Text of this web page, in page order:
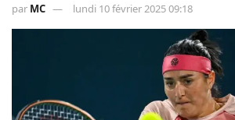
par MC lundi 10 février 2025 09:18